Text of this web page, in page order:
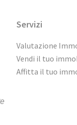
Servizi
Valutazione
Vendi il tuo
Affitta il tuo